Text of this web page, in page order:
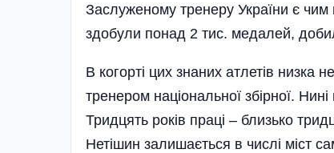
Заслуженому тренеру України є чим
здобули понад 2 тис. медалей,
В когорті цих знаних атлетів низка
тренером національної збірної.
Тридцять років праці – близько
Нетішин залишається в числі міст